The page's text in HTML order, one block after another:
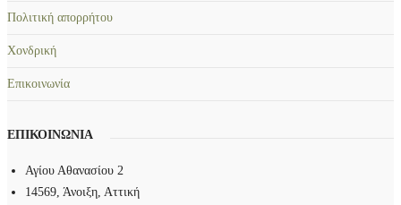
Πολιτική απορρήτου
Χονδρική
Επικοινωνία
ΕΠΙΚΟΙΝΩΝΙΑ
Αγίου Αθανασίου 2
14569, Άνοιξη, Αττική